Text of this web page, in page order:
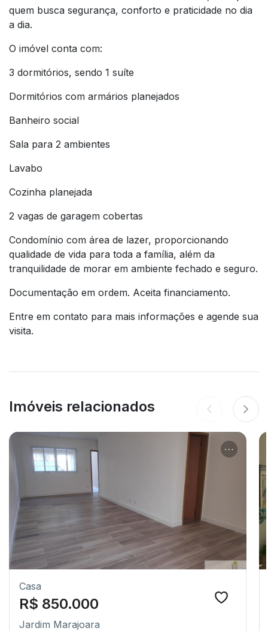
quem busca segurança, conforto e praticidade no dia
a dia.
O imóvel conta com:
3 dormitórios, sendo 1 suíte
Dormitórios com armários planejados
Banheiro social
Sala para 2 ambientes
Lavabo
Cozinha planejada
2 vagas de garagem cobertas
Condomínio com área de lazer, proporcionando
qualidade de vida para toda a família, além da
tranquilidade de morar em ambiente fechado e seguro.
Documentação em ordem. Aceita financiamento.
Entre em contato para mais informações e agende sua
visita.
Imóveis relacionados
Casa
R$ 850.000
Jardim Marajoara